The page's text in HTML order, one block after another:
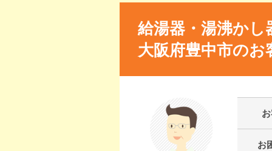
給湯器・湯沸かし
大阪府豊中市のお
お